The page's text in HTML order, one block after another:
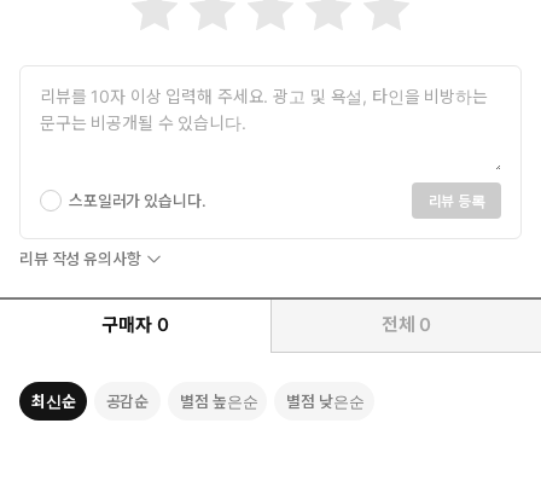
《알기 쉬운 재료역학》(성안당)
《공조냉동기계기사·산업기사(필기)》(성안당)
《공조냉동기계기사(실기)》(성안당)
<동영상강의>
《알기 쉬운 재료역학》
《알기 쉬운 열역학》
《알기 쉬운 유체역학》
《공조냉동기계기사·산업기사(필기)》
《공조냉동기계기사(실기)》
스포일러가 있습니다. 리뷰 등록
리뷰 작성 유의사항
구매자 0 전체 0
최신순 공감순 별점 높은순 별점 낮은순